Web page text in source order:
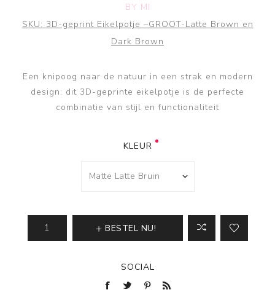
BY MI
SKU: 3D-geprint Eikelpotje –GROOT-Latte Brown en
Dark Brown
Een knipoog naar de natuur in een strak en modern
design: dit 3D-geprinte eikelpotje is de perfecte
combinatie van stijl en functionaliteit
KLEUR
BESTEL NU!
SOCIAL